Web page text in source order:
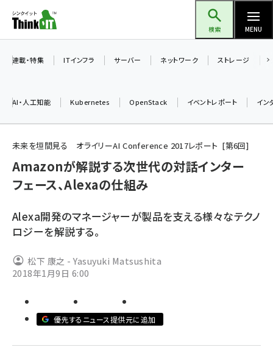
ン
ツ
検索 MENU
加藤銘のチーム貢献～仲間と築いた勝利の絆～ (2297)
iot女子会 (2248)
drupal (1929)
abc123 (1341)
連載・特集 ITインフラ サーバー ネットワーク ストレージ
AI・人工知能 Kubernetes OpenStack イベントレポート イン
未来を垣間見る オライリーAI Conference 2017レポート 第6回
Amazonが解説する次世代の対話インター
フェース、Alexaの仕組み
Alexa開発のマネージャーが製品を支える様々なテクノ
ロジーを解説する。
松下 康之 - Yasuyuki Matsushita
2018年1月9日 6:00
優先するニュース提供元に追加